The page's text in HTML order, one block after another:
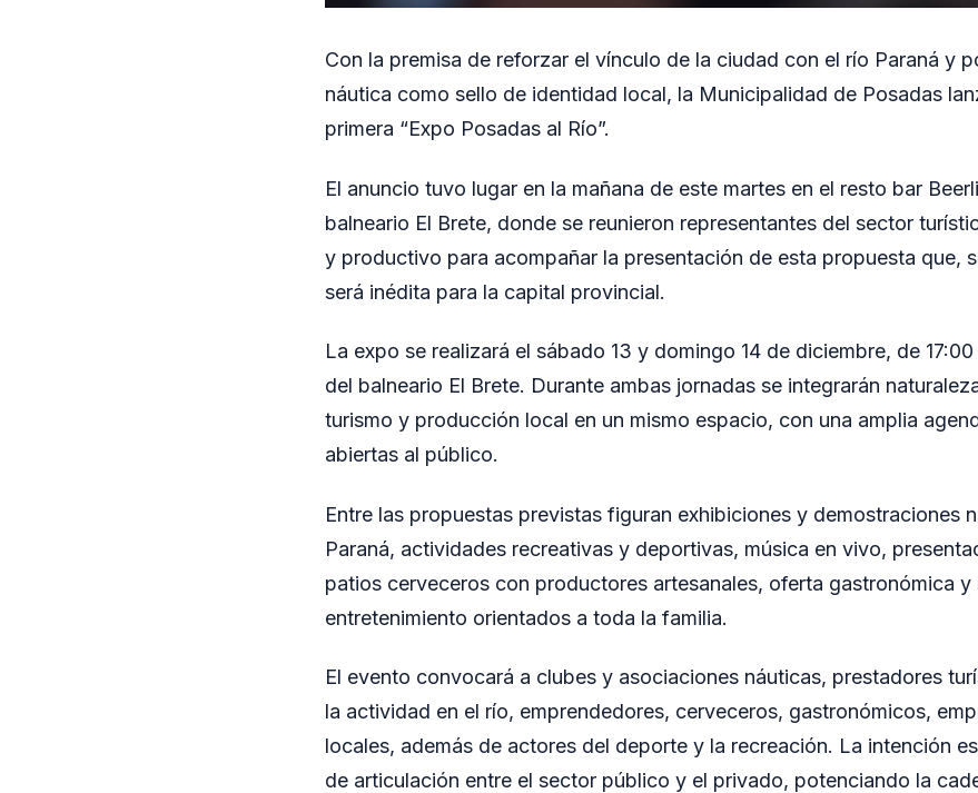
Con la premisa de reforzar el vínculo de la ciudad con el río Paraná y
náutica como sello de identidad local, la Municipalidad de Posadas
primera “Expo Posadas al Río”.
El anuncio tuvo lugar en la mañana de este martes en el resto bar
balneario El Brete, donde se reunieron representantes del sector
y productivo para acompañar la presentación de esta propuesta que,
será inédita para la capital provincial.
La expo se realizará el sábado 13 y domingo 14 de diciembre, de
del balneario El Brete. Durante ambas jornadas se integrarán
turismo y producción local en un mismo espacio, con una amplia
abiertas al público.
Entre las propuestas previstas figuran exhibiciones y demostraciones
Paraná, actividades recreativas y deportivas, música en vivo,
patios cerveceros con productores artesanales, oferta gastronómica y
entretenimiento orientados a toda la familia.
El evento convocará a clubes y asociaciones náuticas, prestadores
la actividad en el río, emprendedores, cerveceros, gastronómicos,
locales, además de actores del deporte y la recreación. La intención
de articulación entre el sector público y el privado, potenciando la